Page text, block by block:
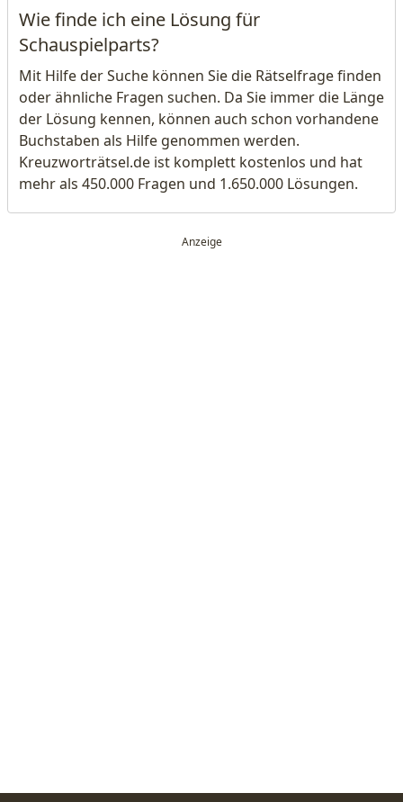
Wie finde ich eine Lösung für
Schauspielparts?
Mit Hilfe der Suche können Sie die Rätselfrage finden
oder ähnliche Fragen suchen. Da Sie immer die Länge
der Lösung kennen, können auch schon vorhandene
Buchstaben als Hilfe genommen werden.
Kreuzworträtsel.de ist komplett kostenlos und hat
mehr als 450.000 Fragen und 1.650.000 Lösungen.